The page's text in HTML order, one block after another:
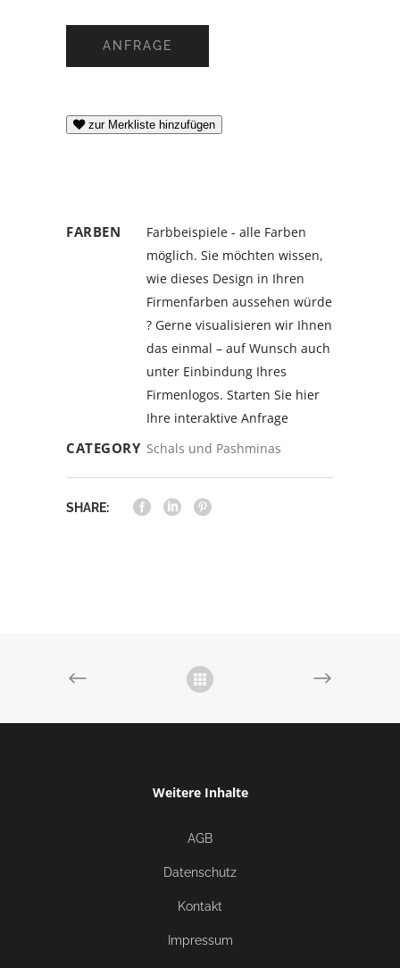
ANFRAGE
zur Merkliste hinzufügen
FARBEN
Farbbeispiele - alle Farben
möglich. Sie möchten wissen,
wie dieses Design in Ihren
Firmenfarben aussehen würde
? Gerne visualisieren wir Ihnen
das einmal – auf Wunsch auch
unter Einbindung Ihres
Firmenlogos. Starten Sie hier
Ihre interaktive Anfrage
CATEGORY Schals und Pashminas
SHARE:
Weitere Inhalte
AGB
Datenschutz
Kontakt
Impressum